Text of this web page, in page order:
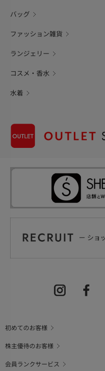
バッグ
ファッション雑貨
ランジェリー
コスメ・香水
水着
初めてのお客様
株主優待のお客様
会員ランクサービス